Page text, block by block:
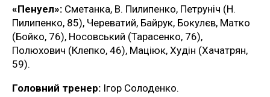
«Пенуел»: Сметанка, В. Пилипенко, Петруніч (Н.
Пилипенко, 85), Череватий, Байрук, Бокулєв, Матко
(Бойко, 76), Носовський (Тарасенко, 76),
Полюхович (Клепко, 46), Маціюк, Худін (Хачатрян,
59).
Головний тренер: Ігор Солоденко.